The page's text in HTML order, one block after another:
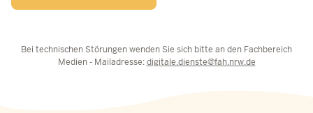
Bei technischen Störungen wenden Sie sich bitte an den Fachbereich
Medien - Mailadresse:digitale.dienste@fah.nrw.de